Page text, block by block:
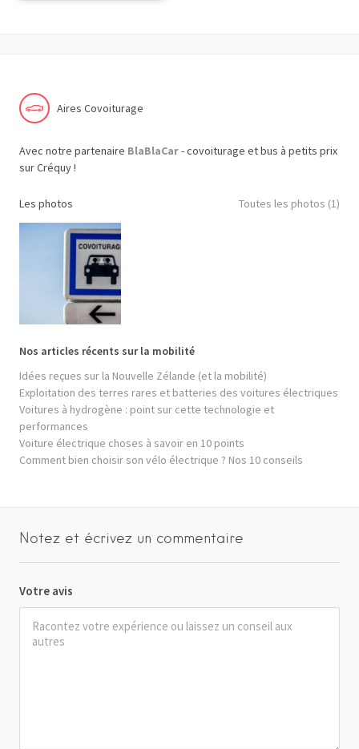
Aires Covoiturage
Avec notre partenaire BlaBlaCar- covoiturage et bus à petits prix
sur Créquy !
Les photos Toutes les photos (1)
Nos articles récents sur la mobilité
Idées reçues sur la Nouvelle Zélande (et la mobilité)
Exploitation des terres rares et batteries des voitures électriques
Voitures à hydrogène : point sur cette technologie et
performances
Voiture électrique choses à savoir en 10 points
Comment bien choisir son vélo électrique ? Nos 10 conseils
Notez et écrivez un commentaire
Votre avis